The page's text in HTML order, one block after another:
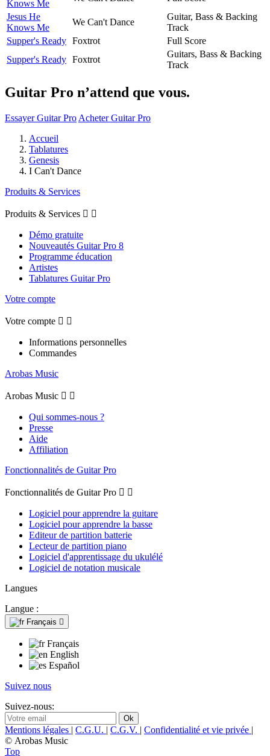
Knows Me
Jesus He
Knows Me
We Can't Dance
Guitar, Bass & Backing
Track
Supper's Ready Foxtrot
Full Score
Supper's Ready Foxtrot
Guitars, Bass & Backing
Track
Guitar Pro n’attend que vous.
Essayer Guitar Pro Acheter Guitar Pro
Accueil
Tablatures
Genesis
I Can't Dance
Produits & Services
Produits & Services  
Démo gratuite
Nouveautés Guitar Pro 8
Programme éducation
Artistes
Tablatures Guitar Pro
Votre compte
Votre compte  
Informations personnelles
Commandes
Arobas Music
Arobas Music  
Qui sommes-nous ?
Presse
Aide
Affiliation
Fonctionnalités de Guitar Pro
Fonctionnalités de Guitar Pro  
Logiciel pour apprendre la guitare
Logiciel pour apprendre la basse
Editeur de partition batterie
Lecteur de partition piano
Logiciel d'apprentissage du ukulélé
Logiciel de notation musicale
Langues
Langue :
Français 
Français
English
Español
Suivez nous
Suivez-nous:
Mentions légales | C.G.U. | C.G.V. | Confidentialité et vie privée |
© Arobas Music
Top